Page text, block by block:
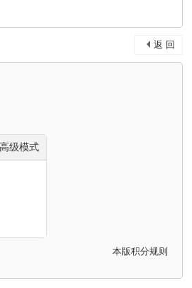
返 回
高级模式
本版积分规则